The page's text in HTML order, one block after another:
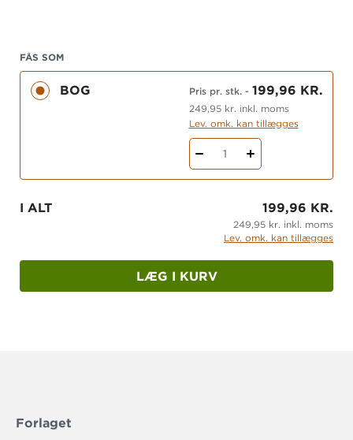
Pressen skriver:
Hvad så hvis jeg er?
er et must-read til både
unge og voksne. Den er oplagt til forældre til
snart-teenagere. En stærk måde at blive mindet
om alle de svære følelser i teenageårene."
- kulturmor.dk
FÅS SOM
BOG Pris pr. stk.- 199,96 KR.
249,95 kr. inkl. moms
Lev. omk. kan tillægges
1
I ALT 199,96 KR.
249,95 kr. inkl. moms
Lev. omk. kan tillægges
LÆG I KURV
Forlaget